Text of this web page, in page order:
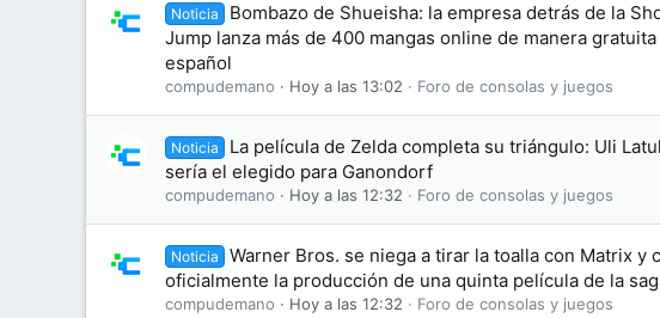
Noticia
Bombazo de Shueisha: la empresa detrás de la
Jump lanza más de 400 mangas online de manera gratuita
español
compudemano Hoy a las 13:02 Foro de consolas y juegos
Noticia
La película de Zelda completa su triángulo: Uli
sería el elegido para Ganondorf
compudemano Hoy a las 12:32 Foro de consolas y juegos
Noticia
Warner Bros. se niega a tirar la toalla con Matrix y
oficialmente la producción de una quinta película de la
compudemano Hoy a las 12:32 Foro de consolas y juegos